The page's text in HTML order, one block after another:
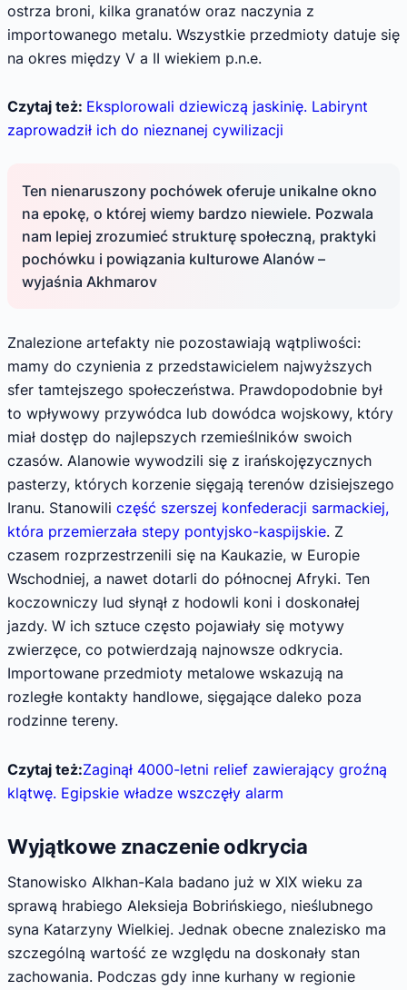
ostrza broni, kilka granatów oraz naczynia z
importowanego metalu. Wszystkie przedmioty datuje się
na okres między V a II wiekiem p.n.e.
Czytaj też: Eksplorowali dziewiczą jaskinię. Labirynt
zaprowadził ich do nieznanej cywilizacji
Ten nienaruszony pochówek oferuje unikalne okno
na epokę, o której wiemy bardzo niewiele. Pozwala
nam lepiej zrozumieć strukturę społeczną, praktyki
pochówku i powiązania kulturowe Alanów –
wyjaśnia Akhmarov
Znalezione artefakty nie pozostawiają wątpliwości:
mamy do czynienia z przedstawicielem najwyższych
sfer tamtejszego społeczeństwa. Prawdopodobnie był
to wpływowy przywódca lub dowódca wojskowy, który
miał dostęp do najlepszych rzemieślników swoich
czasów. Alanowie wywodzili się z irańskojęzycznych
pasterzy, których korzenie sięgają terenów dzisiejszego
Iranu. Stanowili część szerszej konfederacji sarmackiej,
która przemierzała stepy pontyjsko-kaspijskie. Z
czasem rozprzestrzenili się na Kaukazie, w Europie
Wschodniej, a nawet dotarli do północnej Afryki. Ten
koczowniczy lud słynął z hodowli koni i doskonałej
jazdy. W ich sztuce często pojawiały się motywy
zwierzęce, co potwierdzają najnowsze odkrycia.
Importowane przedmioty metalowe wskazują na
rozległe kontakty handlowe, sięgające daleko poza
rodzinne tereny.
Czytaj też:Zaginął 4000-letni relief zawierający groźną
klątwę. Egipskie władze wszczęły alarm
Wyjątkowe znaczenie odkrycia
Stanowisko Alkhan-Kala badano już w XIX wieku za
sprawą hrabiego Aleksieja Bobrińskiego, nieślubnego
syna Katarzyny Wielkiej. Jednak obecne znalezisko ma
szczególną wartość ze względu na doskonały stan
zachowania. Podczas gdy inne kurhany w regionie